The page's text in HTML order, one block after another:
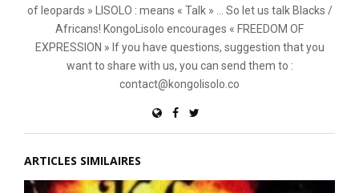
of leopards » LISOLO : means « Talk » ... So let us talk Blacks /
Africans! KongoLisolo encourages « FREEDOM OF
EXPRESSION » If you have questions, suggestion that you
want to share with us, you can send them to :
contact@kongolisolo.co
ARTICLES SIMILAIRES